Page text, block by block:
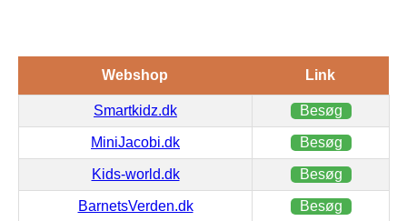
Webshop Link
Smartkidz.dk Besøg
MiniJacobi.dk Besøg
Kids-world.dk Besøg
BarnetsVerden.dk Besøg